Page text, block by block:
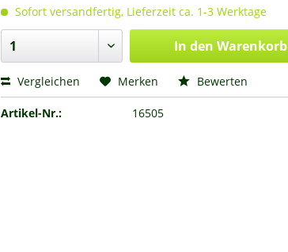
Sofort versandfertig, Lieferzeit ca. 1-3 Werktage
In den Warenkorb
Vergleichen Merken Bewerten
Artikel-Nr.: 16505